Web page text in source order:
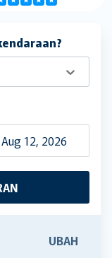
UBAH